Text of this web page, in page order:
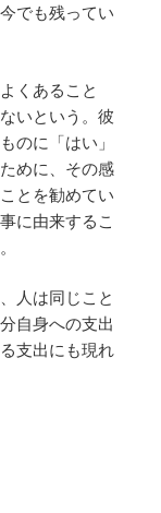
でも残ってい
くあること
いという。彼
のに「はい」
めに、その感
とを勧めてい
に由来するこ
人は同じこと
自身への支出
支出にも現れ